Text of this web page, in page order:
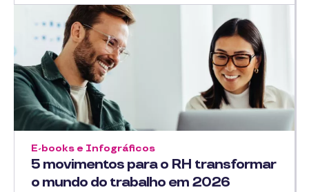
5 movimentos para o RH transformar
o mundo do trabalho em 2026
E-books e Infográficos